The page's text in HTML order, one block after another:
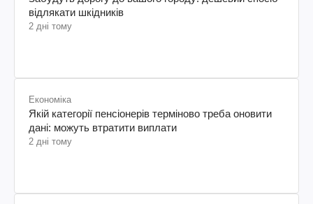
відлякати шкідників
2 дні тому
Економіка
Якій категорії пенсіонерів терміново треба оновити
дані: можуть втратити виплати
2 дні тому